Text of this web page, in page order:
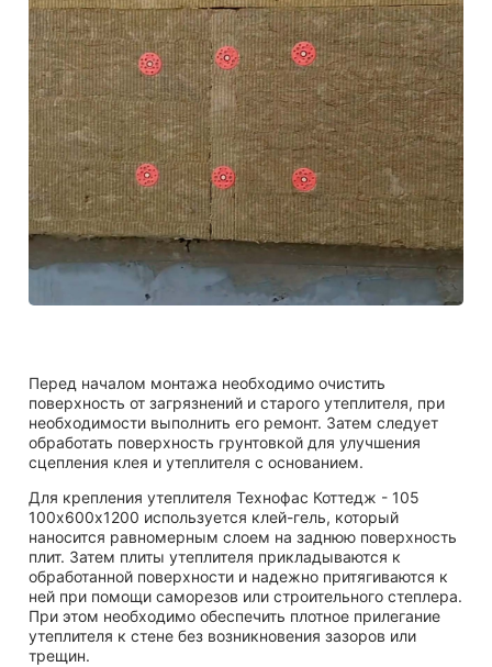
Перед началом монтажа необходимо очистить
поверхность от загрязнений и старого утеплителя, при
необходимости выполнить его ремонт. Затем следует
обработать поверхность грунтовкой для улучшения
сцепления клея и утеплителя с основанием.
Для крепления утеплителя Технофас Коттедж - 105
100х600х1200 используется клей-гель, который
наносится равномерным слоем на заднюю поверхность
плит. Затем плиты утеплителя прикладываются к
обработанной поверхности и надежно притягиваются к
ней при помощи саморезов или строительного степлера.
При этом необходимо обеспечить плотное прилегание
утеплителя к стене без возникновения зазоров или
трещин.